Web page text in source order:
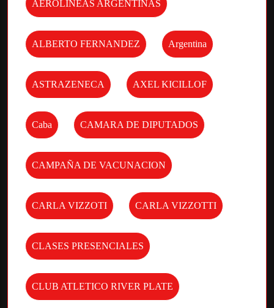
AEROLINEAS ARGENTINAS
ALBERTO FERNANDEZ Argentina
ASTRAZENECA AXEL KICILLOF
Caba CAMARA DE DIPUTADOS
CAMPAÑA DE VACUNACION
CARLA VIZZOTI CARLA VIZZOTTI
CLASES PRESENCIALES
CLUB ATLETICO RIVER PLATE